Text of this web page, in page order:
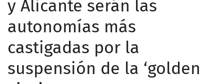
y Alicante serán las
autonomías más
castigadas por la
suspensión de la ‘golden